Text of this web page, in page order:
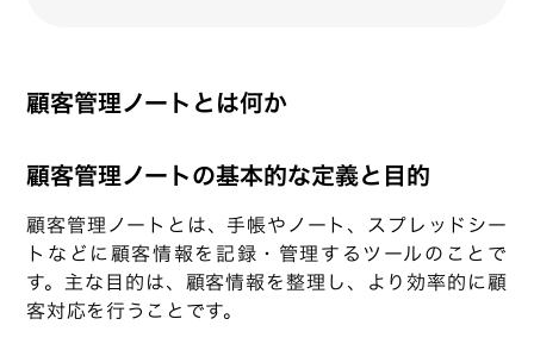
顧客管理ノートとは何か
顧客管理ノートの基本的な定義と目的
顧客管理ノートとは、手帳やノート、スプレッドシー
トなどに顧客情報を記録・管理するツールのことで
す。主な目的は、顧客情報を整理し、より効率的に顧
客対応を行うことです。